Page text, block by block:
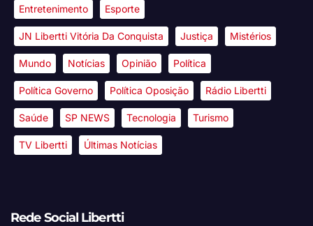
Entretenimento Esporte
JN Libertti Vitória Da Conquista Justiça Mistérios
Mundo Notícias Opinião Política
Política Governo Política Oposição Rádio Libertti
Saúde SP NEWS Tecnologia Turismo
TV Libertti Últimas Notícias
Rede Social Libertti